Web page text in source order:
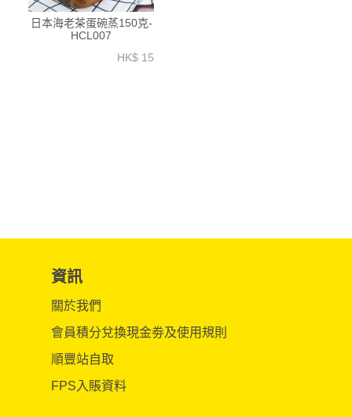
日本海老茶蛋碗蒸150克-
HCL007
HK$ 15
資訊
關於我們
會員積分兌換現金劵及使用規則
順豐站自取
FPS入賬資料